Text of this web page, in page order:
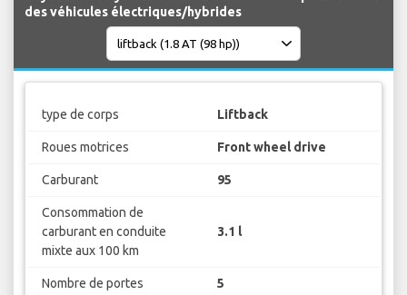
des véhicules électriques/hybrides
type de corps Liftback
Roues motrices Front wheel drive
Carburant 95
Consommation de
carburant en conduite
mixte aux 100 km
3.1 l
Nombre de portes 5